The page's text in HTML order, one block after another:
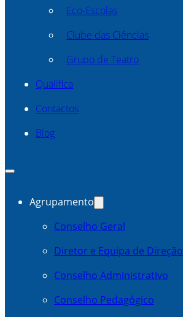
Eco-Escolas
Clube das Ciências
Grupo de Teatro
Qualifica
Contactos
Blog
Agrupamento
Conselho Geral
Diretor e Equipa de Direção
Conselho Administrativo
Conselho Pedagógico